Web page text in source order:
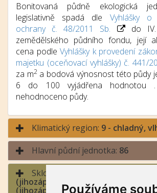
Používáme
Bonitovaná půdně ekologická
legislativně spadá dle Vyhlášky
ochrany č. 48/2011 Sb.
do IV.
zemědělského půdního fondu, její
cena podleVyhlášky k provedení
majetku (oceňovací vyhlášky) č. 441/
za m2a bodová výnosnost této půdy
6 do 100 vyjádřena hodnotou
nehodnoceno půdy.
Klimatický region: 9 - chladný,
Hlavní půdní jednotka: 86
Sklonitost a expozice:
(jihozápad až jihovýchod),
(jihozápad až severozápad,